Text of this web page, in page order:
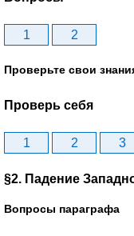
1 2
Проверьте свои
Проверь себя
1 2 3
§2. Падение
Вопросы параграфа